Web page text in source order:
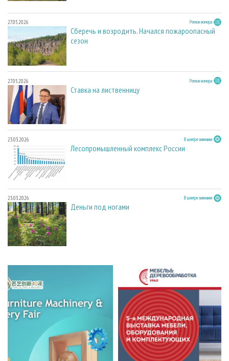
27.05.2026 Регион номера
Сберечь и возродить. Начался пожароопасный
сезон
27.05.2026 Регион номера
Ставка на лиственницу
23.03.2026 В центре внимания
Лесопромышленный комплекс России
23.03.2026 В центре внимания
Деньги под ногами